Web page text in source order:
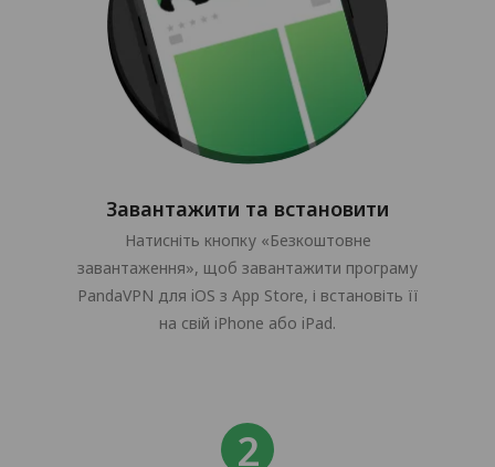
Завантажити та встановити
Натисніть кнопку «Безкоштовне
завантаження», щоб завантажити програму
PandaVPN для iOS з App Store, і встановіть її
на свій iPhone або iPad.